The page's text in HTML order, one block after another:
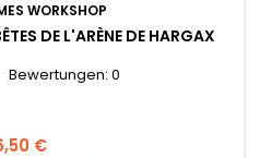
WORKSHOP
DE L'ARÈNE DE HARGAX
Bewertungen: 0
€